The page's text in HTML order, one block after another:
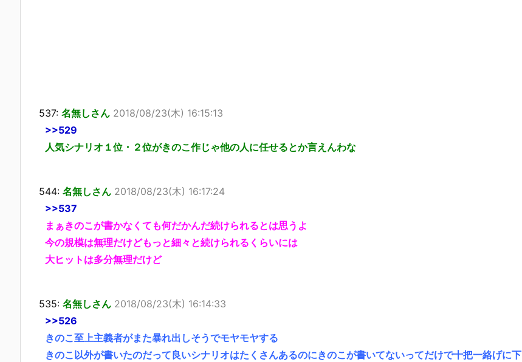
537: 名無しさん 2018/08/23(木) 16:15:13
>>529
人気シナリオ１位・２位がきのこ作じゃ他の人に任せるとか言えんわな
544: 名無しさん 2018/08/23(木) 16:17:24
>>537
まぁきのこが書かなくても何だかんだ続けられるとは思うよ
今の規模は無理だけどもっと細々と続けられるくらいには
大ヒットは多分無理だけど
535: 名無しさん 2018/08/23(木) 16:14:33
>>526
きのこ至上主義者がまた暴れ出しそうでモヤモヤする
きのこ以外が書いたのだって良いシナリオはたくさんあるのにきのこが書いてないってだけで十把一絡げに下